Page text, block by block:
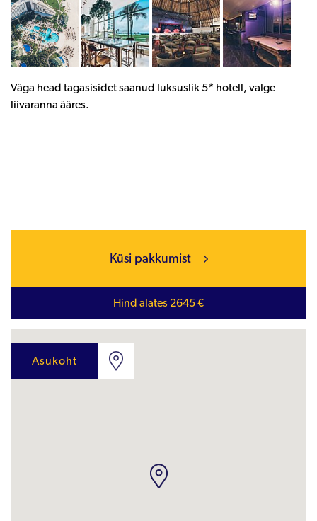
Väga head tagasisidet saanud luksuslik 5* hotell, valge
liivaranna ääres.
Küsi pakkumist
Hind alates 2645 €
Asukoht